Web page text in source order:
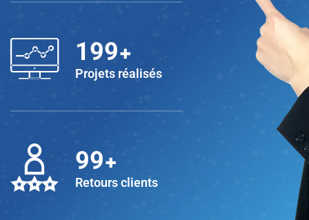
200+
Projets réalisés
100
Retours clients